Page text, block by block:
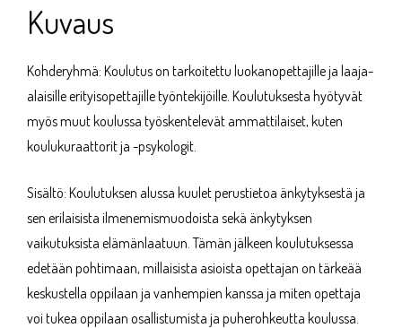
Kuvaus
Kohderyhmä: Koulutus on tarkoitettu luokanopettajille ja laaja-
alaisille erityisopettajille työntekijöille. Koulutuksesta hyötyvät
myös muut koulussa työskentelevät ammattilaiset, kuten
koulukuraattorit ja -psykologit.
Sisältö: Koulutuksen alussa kuulet perustietoa änkytyksestä ja
sen erilaisista ilmenemismuodoista sekä änkytyksen
vaikutuksista elämänlaatuun. Tämän jälkeen koulutuksessa
edetään pohtimaan, millaisista asioista opettajan on tärkeää
keskustella oppilaan ja vanhempien kanssa ja miten opettaja
voi tukea oppilaan osallistumista ja puherohkeutta koulussa.